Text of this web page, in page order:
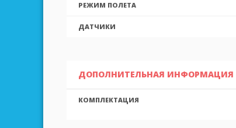
РЕЖИМ ПОЛЕТА
ДАТЧИКИ
ДОПОЛНИТЕЛЬНАЯ ИНФОРМАЦИЯ
КОМПЛЕКТАЦИЯ